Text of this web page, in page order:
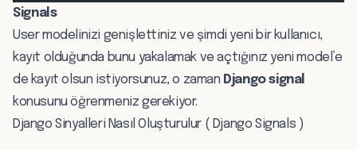
Signals
User modelinizi genişlettiniz ve şimdi yeni bir kullanıcı,
kayıt olduğunda bunu yakalamak ve açtığınız yeni model’e
de kayıt olsun istiyorsunuz, o zaman Django signal
konusunu öğrenmeniz gerekiyor.
Django Sinyalleri Nasıl Oluşturulur ( Django Signals )